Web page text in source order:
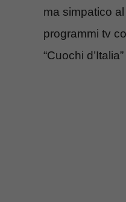
ma simpatico
programmi tv
“Cuochi